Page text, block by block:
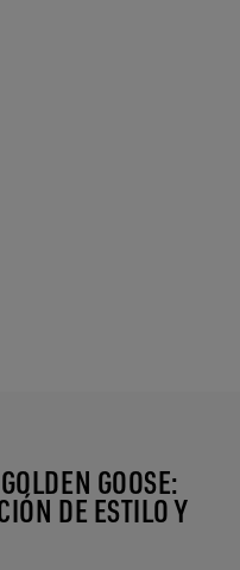
GOOSE:
DE ESTILO Y